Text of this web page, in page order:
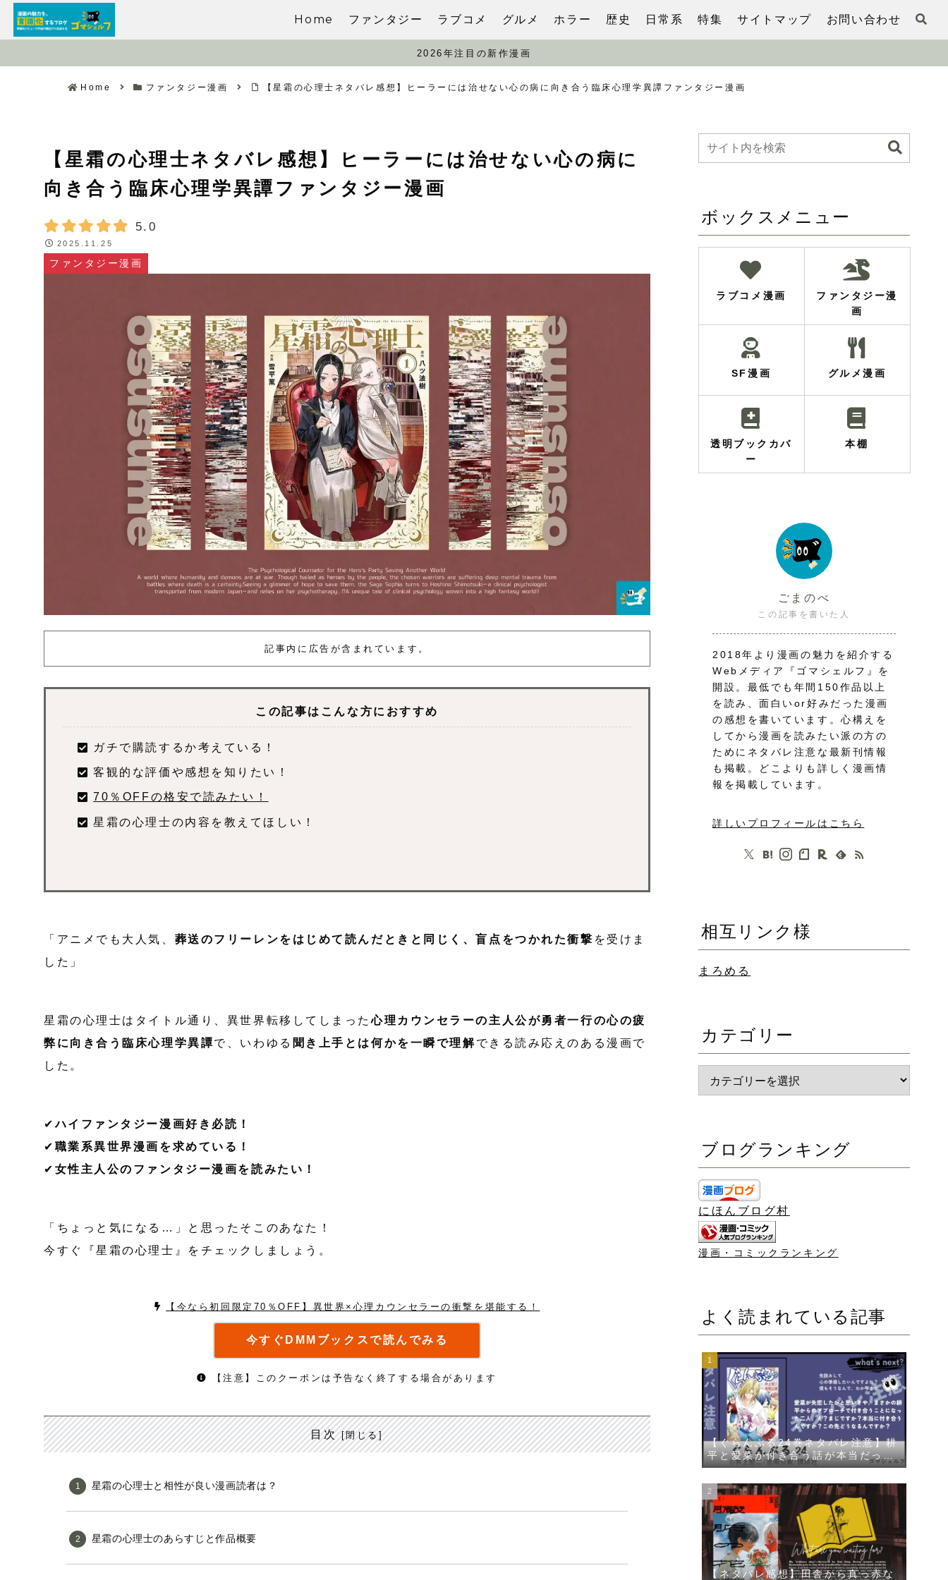
Home ファンタジー ラブコメ グルメ ホラー 歴史 日常系 特集 サイトマップ お問い合わせ
2026年注目の新作漫画
Home ファンタジー漫画 【星霜の心理士ネタバレ感想】ヒーラーには治せない心の病に向き合う臨床心理学異譚ファンタジー漫画
【星霜の心理士ネタバレ感想】ヒーラーには治せない心の病に
向き合う臨床心理学異譚ファンタジー漫画
5.0
ファンタジー漫画
2025.11.25
記事内に広告が含まれています。
この記事はこんな方におすすめ
ガチで購読するか考えている！
客観的な評価や感想を知りたい！
70％OFFの格安で読みたい！
星霜の心理士の内容を教えてほしい！
「アニメでも大人気、 葬送のフリーレンをはじめて読んだときと同じく、盲点をつかれた衝撃 を受けま
した」
星霜の心理士はタイトル通り、異世界転移してしまった心理カウンセラーの主人公が勇者一行の心の疲
弊に向き合う臨床心理学異譚で、いわゆる 聞き上手とは何かを一瞬で理解できる読み応えのある漫画で
した。
✔ハイファンタジー漫画好き必読！
✔ 職業系異世界漫画を求めている！
✔ 女性主人公のファンタジー漫画を読みたい！
「ちょっと気になる…」と思ったそこのあなた！
今すぐ『星霜の心理士』をチェックしましょう。
【今なら初回限定70％OFF】異世界×心理カウンセラーの衝撃を堪能する！
今すぐDMMブックスで読んでみる
【注意】このクーポンは予告なく終了する場合があります
目次
星霜の心理士と相性が良い漫画読者は？
星霜の心理士のあらすじと作品概要
ボックスメニュー
ラブコメ漫画
ファンタジー漫
画
SF漫画 グルメ漫画
透明ブックカバ
ー
本棚
ごまのべ
この記事を書いた人
2018年より漫画の魅力を紹介する
Webメディア『ゴマシェルフ』を
開設。最低でも年間150作品以上
を読み、面白いor好みだった漫画
の感想を書いています。心構えを
してから漫画を読みたい派の方の
ためにネタバレ注意な最新刊情報
も掲載。どこよりも詳しく漫画情
報を掲載しています。
詳しいプロフィールはこちら
相互リンク様
まろめる
カテゴリー
ブログランキング
にほんブログ村
漫画・コミックランキング
よく読まれている記事
【ぐらんぶる24巻ネタバレ注意】耕
平と愛菜が付き合う話が本当だった
件について描かれる
【ネタバレ感想】田舎から真っ赤な